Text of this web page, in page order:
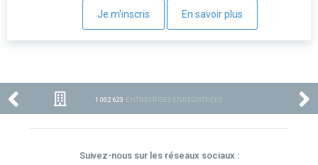
Je m'inscris En savoir plus
1 002 623 ENTREPRISES ENREGISTRÉES
Suivez-nous sur les réseaux sociaux :